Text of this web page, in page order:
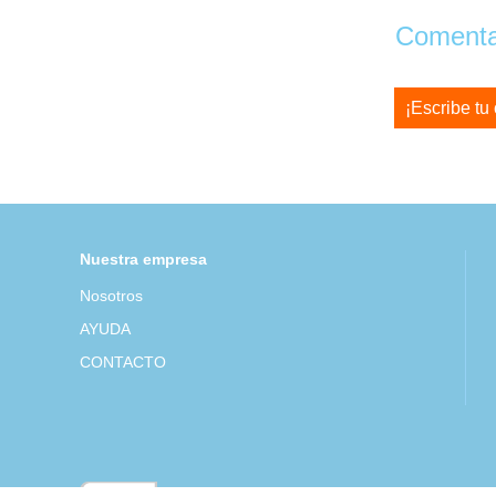
¡Escribe
Nuestra empresa
Nosotros
AYUDA
CONTACTO